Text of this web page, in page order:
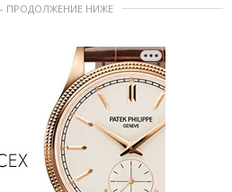
ПРОДОЛЖЕНИЕ НИЖЕ